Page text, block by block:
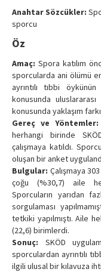
Anahtar Sözcükler:
sporcu
Öz
Amaç: Spora katılım
sporcularda ani ölümü
ayrıntılı tıbbi
konusunda
konusunda yaklaşım
Gereç ve Yöntemler:
herhangi birinde
çalışmaya katıldı.
oluşan bir anket
Bulgular: Çalışmaya
çoğu (%30,7) aile
Sporcuların yarıdan
sorgulaması
tetkiki yapılmıştı. Aile
(22,6) birimlerdi.
Sonuç: SKÖD
sporculardan ayrıntılı
ilgili ulusal bir kılavuza